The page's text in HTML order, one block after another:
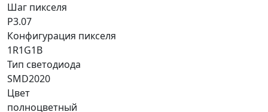
Шаг пикселя
P3.07
Конфигурация пикселя
1R1G1B
Тип светодиода
SMD2020
Цвет
полноцветный